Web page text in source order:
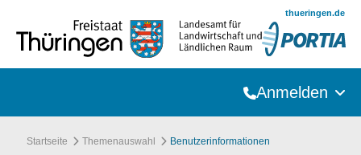
thueringen.de
Anmelden
Startseite Themenauswahl Benutzerinformationen